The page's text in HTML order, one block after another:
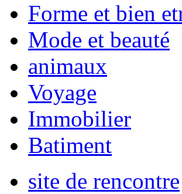
Forme et bien
Mode et beauté
animaux
Voyage
Immobilier
Batiment
site de rencontre